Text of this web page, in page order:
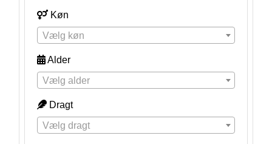
Køn
Vælg køn
Alder
Vælg alder
Dragt
Vælg dragt